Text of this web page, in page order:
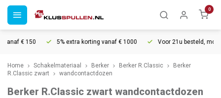
0
€ 150 5% extra korting vanaf € 1000 Voor 21u besteld,
Home Schakelmateriaal Berker Berker R.Classic
Berker
R.Classic zwart
wandcontactdozen
Berker R.Classic zwart wandcontactdozen